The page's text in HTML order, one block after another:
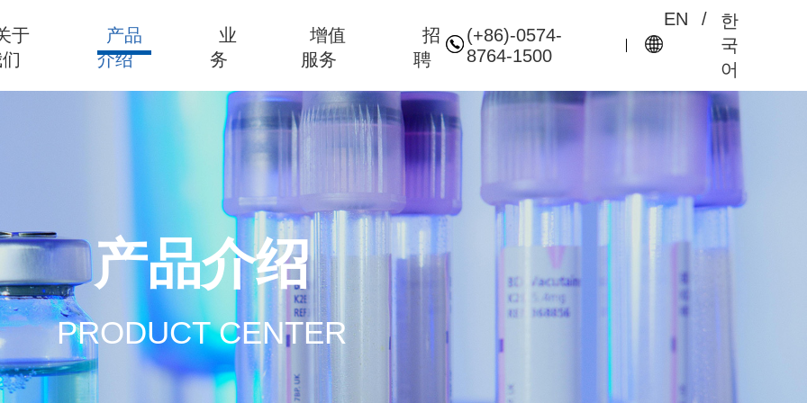
于
产品
介绍
业
务
增值
服务
招
聘
(+86)-0574-
8764-1500
EN /
한
국
어
产品介绍
PRODUCT CENTER